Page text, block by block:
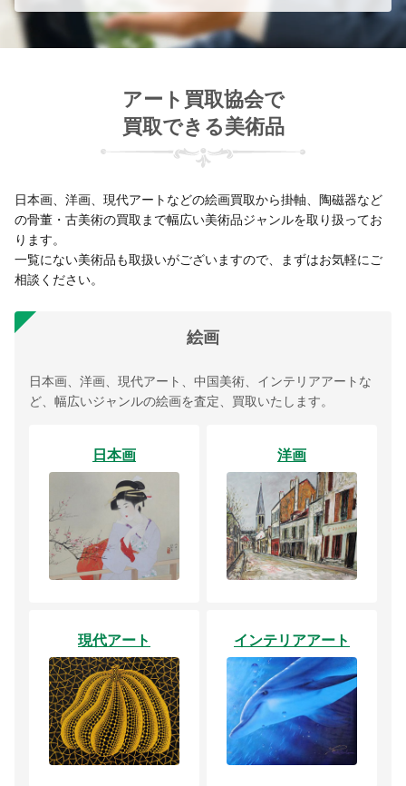
アート買取協会で
買取できる美術品
日本画、洋画、現代アートなどの絵画買取から掛軸、陶磁器など
の骨董・古美術の買取まで幅広い美術品ジャンルを取り扱ってお
ります。
一覧にない美術品も取扱いがございますので、まずはお気軽にご
相談ください。
絵画
日本画、洋画、現代アート、中国美術、インテリアアートな
ど、幅広いジャンルの絵画を査定、買取いたします。
日本画 洋画
現代アート インテリアアート